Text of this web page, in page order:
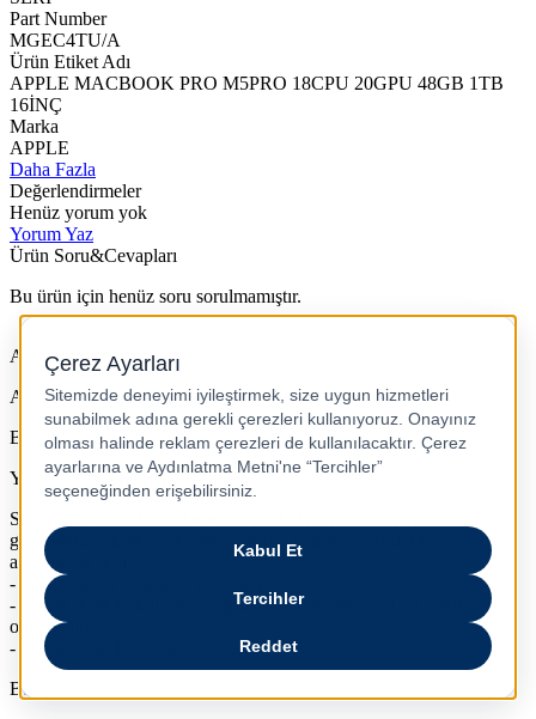
Part Number
MGEC4TU/A
Ürün Etiket Adı
APPLE MACBOOK PRO M5PRO 18CPU 20GPU 48GB 1TB
16İNÇ
Marka
APPLE
Daha Fazla
Değerlendirmeler
Henüz yorum yok
Yorum Yaz
Ürün Soru&Cevapları
Bu ürün için henüz soru sorulmamıştır.
Aydınlatma Metni
Aydınlatma metni içeriği.
ButtonIcon
Yayınlanma Kriterleri
Satıcıya sorulacak soruların aşağıdaki kriterlere uygun olması
gerekmektedir, aksi taktirde yazmış olduğunuz sorularınız yayına
alınamayacaktır.
- Seçilen ürün ile alakalı olmalıdır.
- Genel ahlak kurallarına uygun olmalı, siyasi/yasal bir içerik
olmamalıdır.
- Reklam içerikli bir soru olmamalıdır.
ButtonIcon